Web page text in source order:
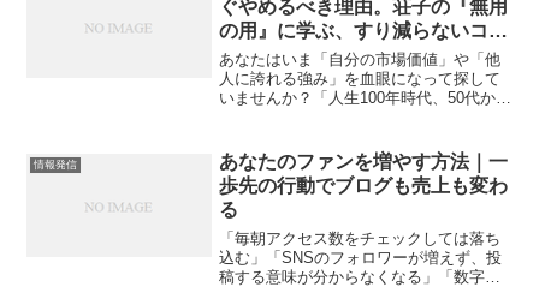
ぐやめるべき理由。荘子の『無用
の用』に学ぶ、すり減らないコン
テンツビジネスの始め方
あなたはいま「自分の市場価値」や「他
人に誇れる強み」を血眼になって探して
いませんか？「人生100年時代、50代から
のきかない人材（商品）になろう」ビジ
ネス書やSNSを開...
情報発信
あなたのファンを増やす方法｜一
歩先の行動でブログも売上も変わ
る
「毎朝アクセス数をチェックしては落ち
込む」「SNSのフォロワーが増えず、投
稿する意味が分からなくなる」「数字を